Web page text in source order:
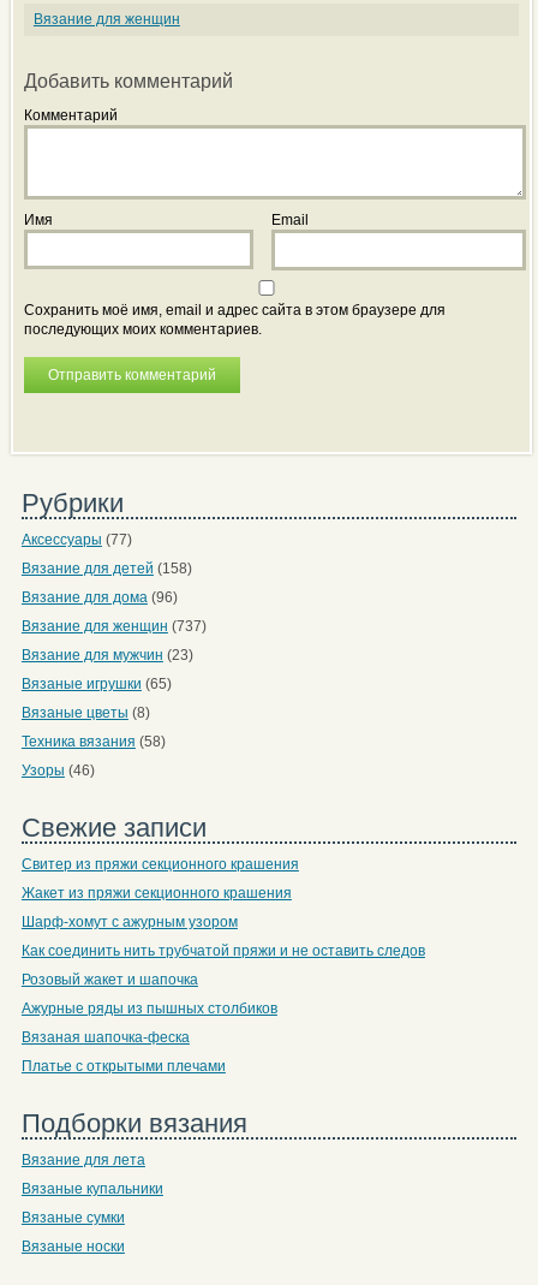
Вязание для женщин
Добавить комментарий
Комментарий
Имя Email
Сохранить моё имя, email и адрес сайта в этом браузере для
последующих моих комментариев.
Рубрики
Аксессуары (77)
Вязание для детей (158)
Вязание для дома(96)
Вязание для женщин (737)
Вязание для мужчин (23)
Вязаные игрушки (65)
Вязаные цветы (8)
Техника вязания (58)
Узоры (46)
Свежие записи
Свитер из пряжи секционного крашения
Жакет из пряжи секционного крашения
Шарф-хомут с ажурным узором
Как соединить нить трубчатой пряжи и не оставить следов
Розовый жакет и шапочка
Ажурные ряды из пышных столбиков
Вязаная шапочка-феска
Платье с открытыми плечами
Подборки вязания
Вязание для лета
Вязаные купальники
Вязаные сумки
Вязаные носки